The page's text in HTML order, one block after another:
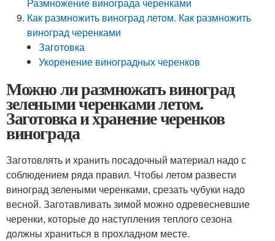
Как размножить виноград летом. Как размножить
виноград черенками
Заготовка
Укоренение виноградных черенков
Можно ли размножать виноград
зелеными черенками летом.
Заготовка и хранение черенков
винограда
Заготовлять и хранить посадочный материал надо с
соблюдением ряда правил. Чтобы летом развести
виноград зелеными черенками, срезать чубуки надо
весной. Заготавливать зимой можно одревесневшие
черенки, которые до наступления теплого сезона
должны храниться в прохладном месте.